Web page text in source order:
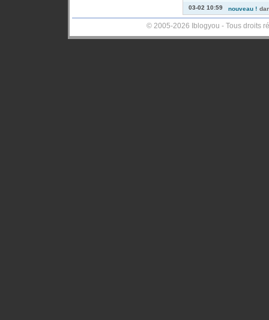
03-02 10:59
nouveau !
© 2005-2026 Iblogyou - Tous droits